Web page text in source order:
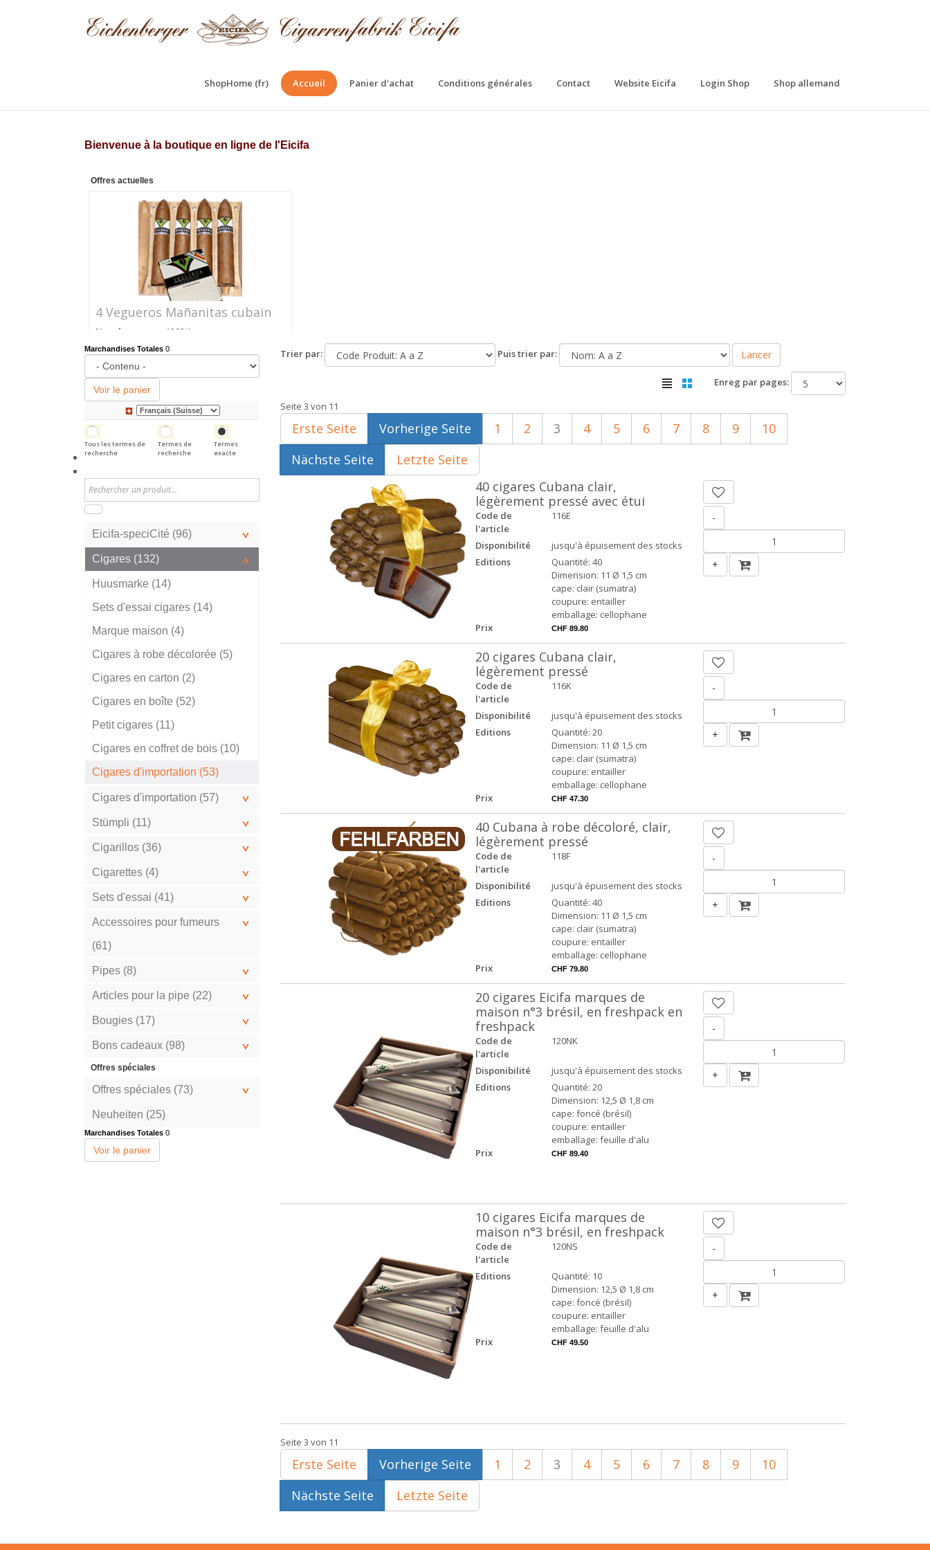
ShopHome (fr) Accueil Panier d'achat Conditions générales Contact Website Eicifa Login Shop Shop allemand
Bienvenue à la boutique en ligne de l'Eicifa
Offres actuelles
4 Vegueros Mañanitas cubain
Numéro
d'article
1292K
Prix
Marchandises Totales 0
Voir le panier
Tous les termes de
recherche
Termes de
recherche
Termes
exacte
Eicifa-speciCité (96)
Cigares (132)
Huusmarke (14)
Sets d'essai cigares (14)
Marque maison (4)
Cigares à robe décolorée (5)
Cigares en carton (2)
Cigares en boîte (52)
Petit cigares (11)
Cigares en coffret de bois (10)
Cigares d'importation (53)
Cigares d'importation (57)
Stümpli (11)
Cigarillos (36)
Cigarettes (4)
Sets d'essai (41)
Accessoires pour fumeurs
(61)
Pipes (8)
Articles pour la pipe (22)
Bougies (17)
Bons cadeaux (98)
Offres spéciales
Offres spéciales (73)
Neuheiten (25)
Marchandises Totales 0
Voir le panier
Trier par: Puis trier par: Lancer
Enreg par pages:
Seite 3 von 11
Erste Seite Vorherige Seite 1 2 3 4 5 6 7 8 9
10
Nächste Seite
Letzte Seite
40 cigares Cubana clair,
légèrement pressé avec étui
Code de
l'article
116E
Disponibilité
jusqu'à épuisement des stocks
Editions
Quantité: 40
Dimension: 11 Ø 1,5 cm
cape: clair (sumatra)
coupure: entailler
emballage: cellophane
Prix
CHF 89.80
-
+
20 cigares Cubana clair,
légèrement pressé
Code de
l'article
116K
Disponibilité
jusqu'à épuisement des stocks
Editions
Quantité: 20
Dimension: 11 Ø 1,5 cm
cape: clair (sumatra)
coupure: entailler
emballage: cellophane
Prix
CHF 47.30
-
+
40 Cubana à robe décoloré, clair,
légèrement pressé
Code de
l'article
118F
Disponibilité
jusqu'à épuisement des stocks
Editions
Quantité: 40
Dimension: 11 Ø 1,5 cm
cape: clair (sumatra)
coupure: entailler
emballage: cellophane
Prix
CHF 79.80
-
+
20 cigares Eicifa marques de
maison n°3 brésil, en freshpack en
freshpack
Code de
l'article
120NK
Disponibilité
jusqu'à épuisement des stocks
Editions
Quantité: 20
Dimension: 12,5 Ø 1,8 cm
cape: foncé (brésil)
coupure: entailler
emballage: feuille d'alu
Prix
CHF 89.40
-
+
10 cigares Eicifa marques de
maison n°3 brésil, en freshpack
Code de
l'article
120NS
Editions
Quantité: 10
Dimension: 12,5 Ø 1,8 cm
cape: foncé (brésil)
coupure: entailler
emballage: feuille d'alu
Prix
CHF 49.50
-
+
Seite 3 von 11
Erste Seite Vorherige Seite 1 2 3 4 5 6 7 8 9
10
Nächste Seite
Letzte Seite